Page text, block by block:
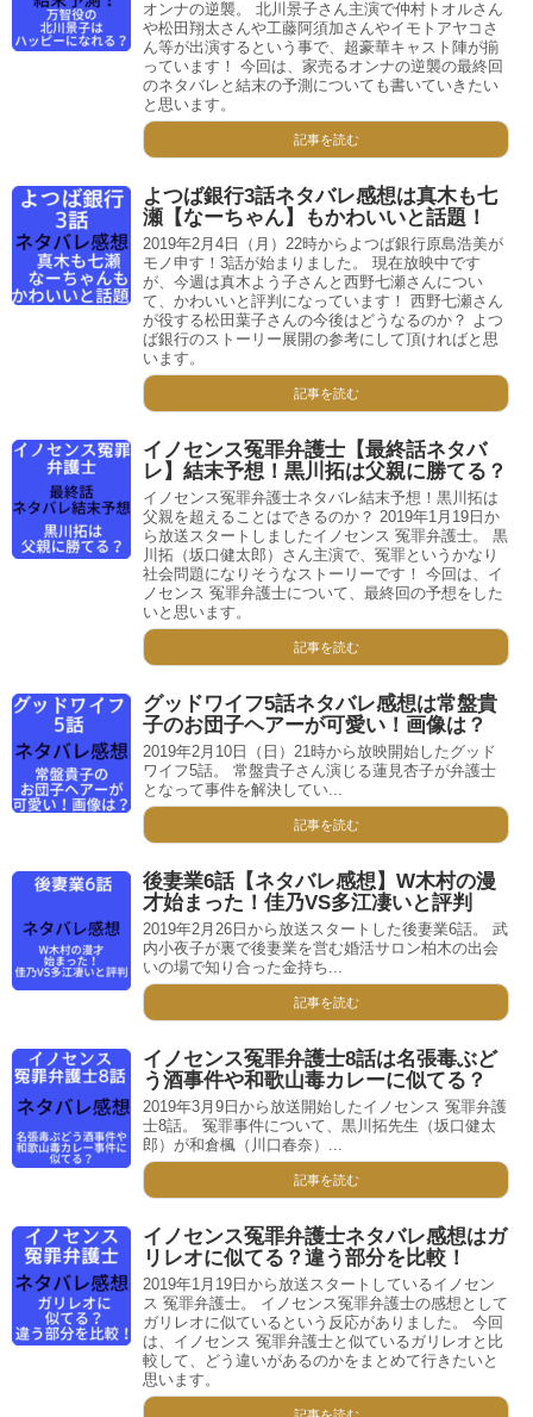
オンナの逆襲。 北川景子さん主演で仲村トオルさん
や松田翔太さんや工藤阿須加さんやイモトアヤコさ
ん等が出演するという事で、超豪華キャスト陣が揃
っています！ 今回は、家売るオンナの逆襲の最終回
のネタバレと結末の予測についても書いていきたい
と思います。
記事を読む
よつば銀行3話ネタバレ感想は真木も七
瀬【なーちゃん】もかわいいと話題！
2019年2月4日（月）22時からよつば銀行原島浩美が
モノ申す！3話が始まりました。 現在放映中です
が、今週は真木よう子さんと西野七瀬さんについ
て、かわいいと評判になっています！ 西野七瀬さん
が役する松田葉子さんの今後はどうなるのか？ よつ
ば銀行のストーリー展開の参考にして頂ければと思
います。
記事を読む
イノセンス冤罪弁護士【最終話ネタバ
レ】結末予想！黒川拓は父親に勝てる？
イノセンス冤罪弁護士ネタバレ結末予想！黒川拓は
父親を超えることはできるのか？ 2019年1月19日か
ら放送スタートしましたイノセンス 冤罪弁護士。 黒
川拓（坂口健太郎）さん主演で、冤罪というかなり
社会問題になりそうなストーリーです！ 今回は、イ
ノセンス 冤罪弁護士について、最終回の予想をした
いと思います。
記事を読む
グッドワイフ5話ネタバレ感想は常盤貴
子のお団子ヘアーが可愛い！画像は？
2019年2月10日（日）21時から放映開始したグッド
ワイフ5話。 常盤貴子さん演じる蓮見杏子が弁護士
となって事件を解決してい...
記事を読む
後妻業6話【ネタバレ感想】W木村の漫
才始まった！佳乃VS多江凄いと評判
2019年2月26日から放送スタートした後妻業6話。 武
内小夜子が裏で後妻業を営む婚活サロン柏木の出会
いの場で知り合った金持ち...
記事を読む
イノセンス冤罪弁護士8話は名張毒ぶど
う酒事件や和歌山毒カレーに似てる？
2019年3月9日から放送開始したイノセンス 冤罪弁護
士8話。 冤罪事件について、黒川拓先生（坂口健太
郎）が和倉楓（川口春奈）...
記事を読む
イノセンス冤罪弁護士ネタバレ感想はガ
リレオに似てる？違う部分を比較！
2019年1月19日から放送スタートしているイノセン
ス 冤罪弁護士。 イノセンス冤罪弁護士の感想として
ガリレオに似ているという反応がありました。 今回
は、イノセンス 冤罪弁護士と似ているガリレオと比
較して、どう違いがあるのかをまとめて行きたいと
思います。